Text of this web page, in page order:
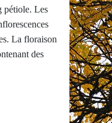
pétiole. Les
La floraison
des